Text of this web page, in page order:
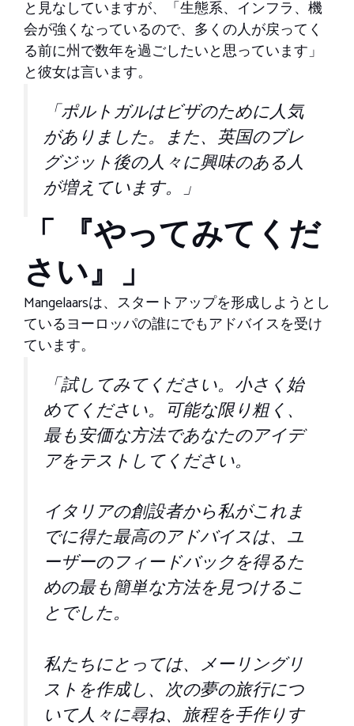
と見なしていますが、「生態系、インフラ、機
会が強くなっているので、多くの人が戻ってく
る前に州で数年を過ごしたいと思っています」
と彼女は言います。
「ポルトガルはビザのために人気
がありました。また、英国のブレ
グジット後の人々に興味のある人
が増えています。」
「 『やってみてくだ
さい』」
Mangelaarsは、スタートアップを形成しようとし
ているヨーロッパの誰にでもアドバイスを受け
ています。
「試してみてください。小さく始
めてください。可能な限り粗く、
最も安価な方法であなたのアイデ
アをテストしてください。
イタリアの創設者から私がこれま
でに得た最高のアドバイスは、ユ
ーザーのフィードバックを得るた
めの最も簡単な方法を見つけるこ
とでした。
私たちにとっては、メーリングリ
ストを作成し、次の夢の旅行につ
いて人々に尋ね、旅程を手作りす